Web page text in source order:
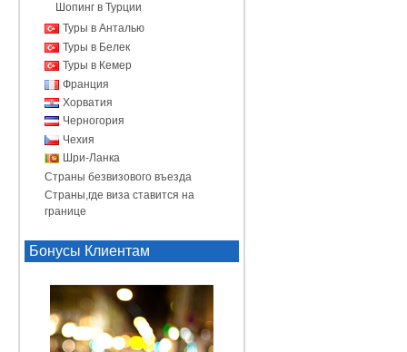
Шопинг в Турции
Туры в Анталью
Туры в Белек
Туры в Кемер
Франция
Хорватия
Черногория
Чехия
Шри-Ланка
Страны безвизового въезда
Страны,где виза ставится на
границе
Бонусы Клиентам